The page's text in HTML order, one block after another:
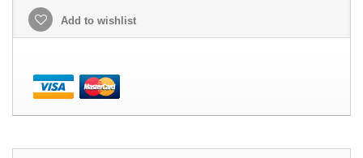
Add to wishlist